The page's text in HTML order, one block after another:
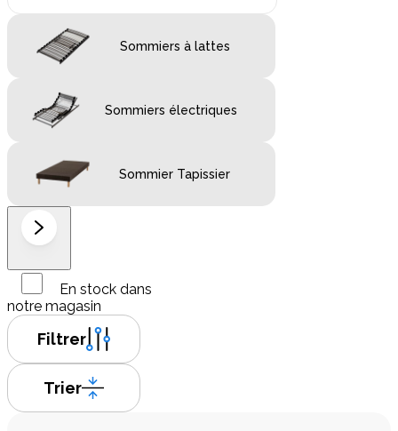
Sommiers à lattes
Sommiers électriques
Sommier Tapissier
En stock dans
notre magasin
Filtrer
Trier